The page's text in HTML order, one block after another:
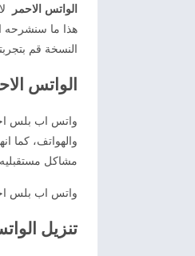
الواتس الاحمر
هذا ما سنشرحه
النسخة قم
الواتس
واتس اب بلس
والهواتف، كما
مشاكل
واتس اب بلس
تنزيل